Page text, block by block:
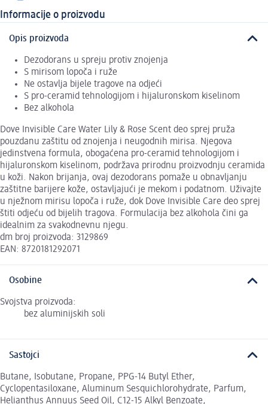
Informacije o proizvodu
Opis proizvoda
Dezodorans u spreju protiv znojenja
S mirisom lopoča i ruže
Ne ostavlja bijele tragove na odjeći
S pro-ceramid tehnologijom i hijaluronskom kiselinom
Bez alkohola
Dove Invisible Care Water Lily & Rose Scent deo sprej pruža
pouzdanu zaštitu od znojenja i neugodnih mirisa. Njegova
jedinstvena formula, obogaćena pro-ceramid tehnologijom i
hijaluronskom kiselinom, podržava prirodnu proizvodnju ceramida
u koži. Nakon brijanja, ovaj dezodorans pomaže u obnavljanju
zaštitne barijere kože, ostavljajući je mekom i podatnom. Uživajte
u nježnom mirisu lopoča i ruže, dok Dove Invisible Care deo sprej
štiti odjeću od bijelih tragova. Formulacija bez alkohola čini ga
idealnim za svakodnevnu njegu.
dm broj proizvoda: 3129869
EAN: 8720181292071
Osobine
Svojstva proizvoda:
bez aluminijskih soli
Sastojci
Butane, Isobutane, Propane, PPG-14 Butyl Ether,
Cyclopentasiloxane, Aluminum Sesquichlorohydrate, Parfum,
Helianthus Annuus Seed Oil, C12-15 Alkyl Benzoate,